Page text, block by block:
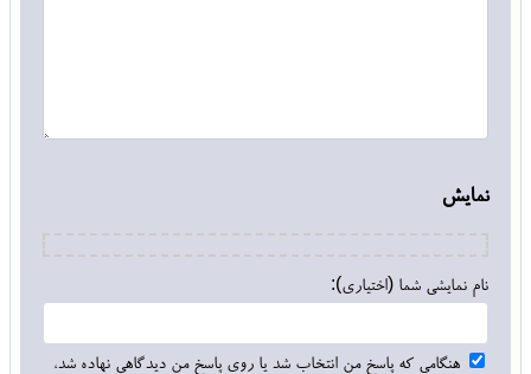
نمایش
نام نمایشی شما (اختیاری):
هنگامی که پاسخ من انتخاب شد یا روی پاسخ من دیدگاهی نهاده شد،